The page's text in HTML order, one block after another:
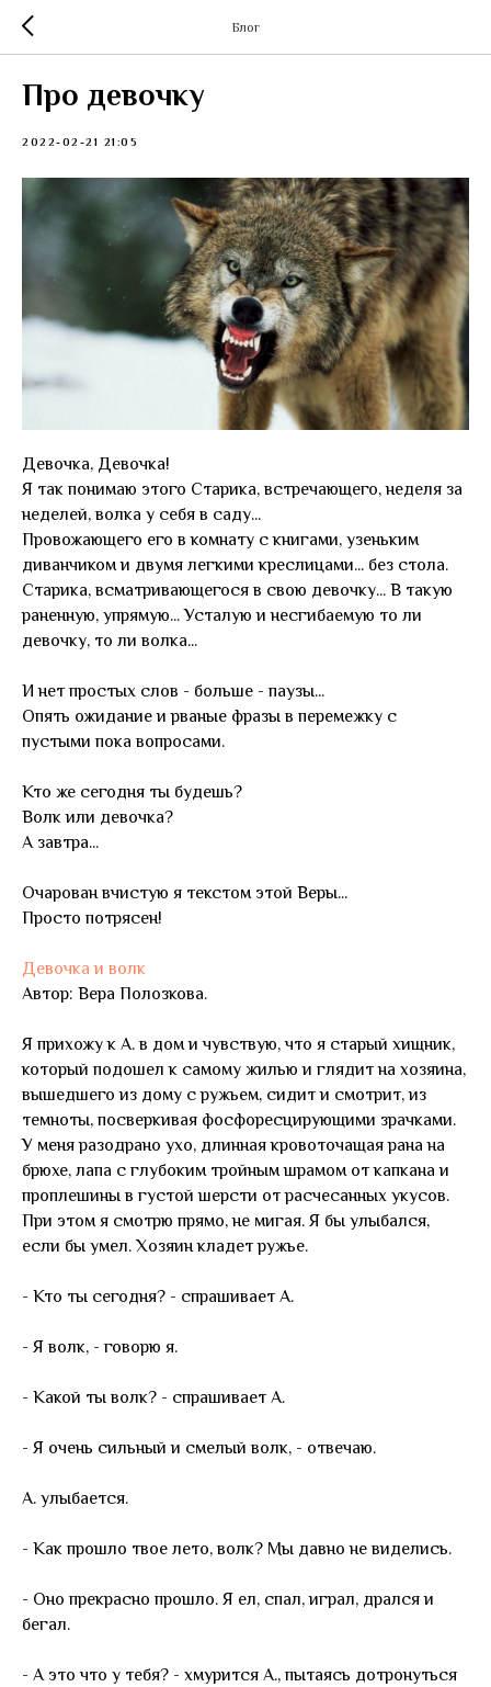
Блог
Про девочку
2022-02-21 21:05
Девочка, Девочка!
Я так понимаю этого Старика, встречающего, неделя за
неделей, волка у себя в саду...
Провожающего его в комнату с книгами, узеньким
диванчиком и двумя легкими креслицами... без стола.
Старика, всматривающегося в свою девочку... В такую
раненную, упрямую... Усталую и несгибаемую то ли
девочку, то ли волка...
И нет простых слов - больше - паузы...
Опять ожидание и рваные фразы в перемежку с
пустыми пока вопросами.
Кто же сегодня ты будешь?
Волк или девочка?
А завтра...
Очарован вчистую я текстом этой Веры...
Просто потрясен!
Девочка и волк
Автор: Вера Полозкова.
Я прихожу к А. в дом и чувствую, что я старый хищник,
который подошел к самому жилью и глядит на хозяина,
вышедшего из дому с ружьем, сидит и смотрит, из
темноты, посверкивая фосфоресцирующими зрачками.
У меня разодрано ухо, длинная кровоточащая рана на
брюхе, лапа с глубоким тройным шрамом от капкана и
проплешины в густой шерсти от расчесанных укусов.
При этом я смотрю прямо, не мигая. Я бы улыбался,
если бы умел. Хозяин кладет ружье.
- Кто ты сегодня? - спрашивает А.
- Я волк, - говорю я.
- Какой ты волк? - спрашивает А.
- Я очень сильный и смелый волк, - отвечаю.
А. улыбается.
- Как прошло твое лето, волк? Мы давно не виделись.
- Оно прекрасно прошло. Я ел, спал, играл, дрался и
бегал.
- А это что у тебя? - хмурится А., пытаясь дотронуться